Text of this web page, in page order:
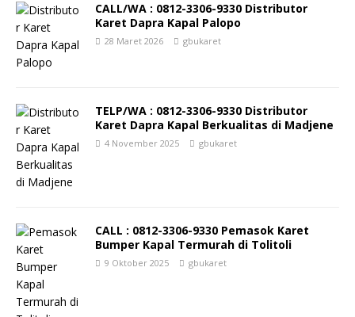
CALL/WA : 0812-3306-9330 Distributor
Karet Dapra Kapal Palopo
28 Maret 2026 gbukaret
TELP/WA : 0812-3306-9330 Distributor
Karet Dapra Kapal Berkualitas di Madjene
4 November 2025 gbukaret
CALL : 0812-3306-9330 Pemasok Karet
Bumper Kapal Termurah di Tolitoli
9 Oktober 2025 gbukaret